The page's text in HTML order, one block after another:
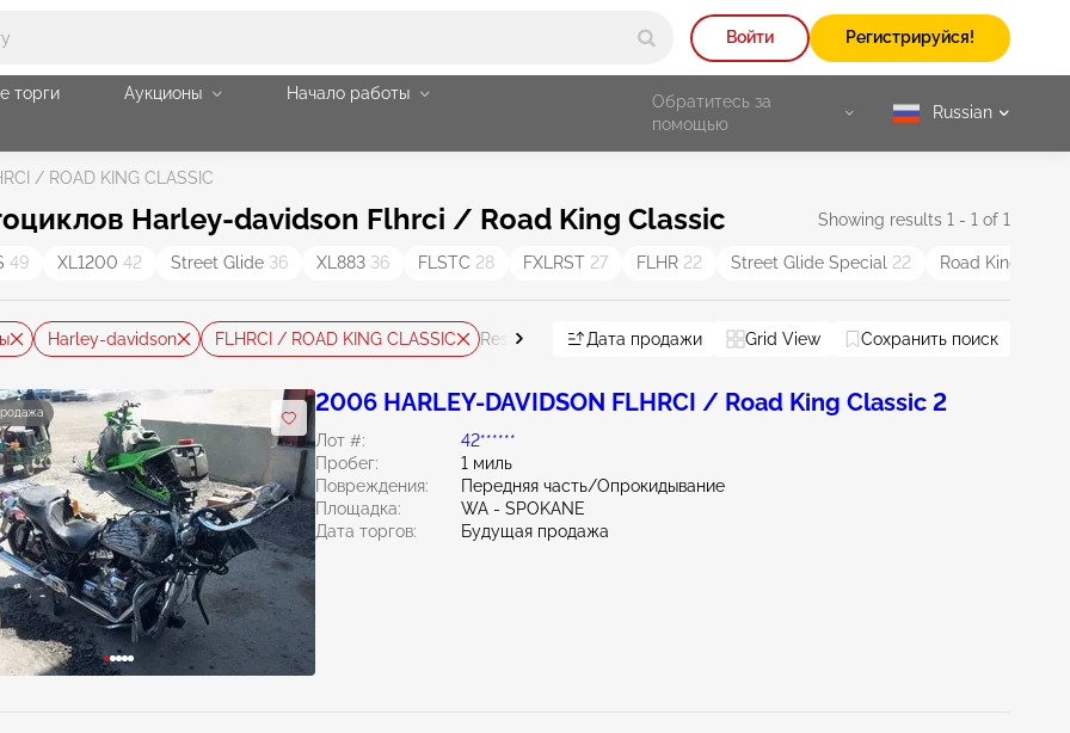
Войти Регистрируйся!
торги Аукционы
Начало работы
Обратитесь за
помощью
selected
Russian
/ ROAD KING CLASSIC
Harley-davidson Flhrci / Road King Classic Showing results 1 - 1 of 1
49 XL1200 42 Street Glide 36 XL883 36 FLSTC 28 FXLRST 27 FLHR 22 Street Glide Special 22 Road King
Harley-davidson FLHRCI / ROAD KING CLASSIC Reset All Дата продажи Grid View Сохранить поиск
2006 HARLEY-DAVIDSON FLHRCI / Road King Classic 2
Лот #:
42******
Пробег:
1 миль
Повреждения:
Передняя часть/Опрокидывание
Площадка:
WA - SPOKANE
Дата торгов:
Будущая продажа